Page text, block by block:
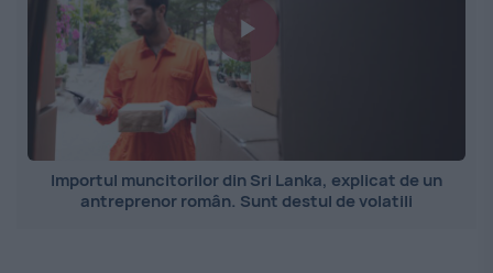
Importul muncitorilor din Sri Lanka, explicat de un
antreprenor român. Sunt destul de volatili